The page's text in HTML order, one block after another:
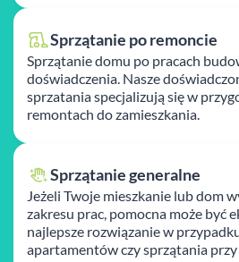
Sprzątanie po remoncie
Sprzątanie domu po pracach
doświadczenia. Nasze
sprzatania specjalizują się w
remontach do zamieszkania.
Sprzątanie generalne
Jeżeli Twoje mieszkanie lub dom
zakresu prac, pomocna może być
najlepsze rozwiązanie w
apartamentów czy sprzątania